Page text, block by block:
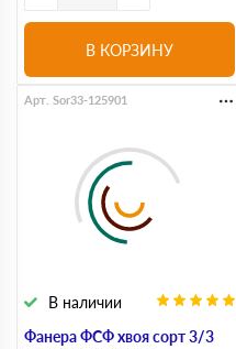
В КОРЗИНУ
Фанера ФСФ хвоя сорт 3/3
В наличии
Арт. Sor33-125901